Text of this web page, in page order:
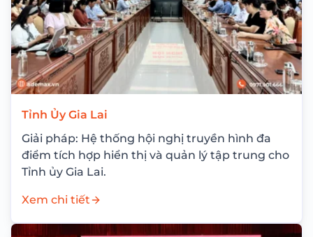
Tỉnh Ủy Gia Lai
Giải pháp: Hệ thống hội nghị truyền hình đa
điểm tích hợp hiển thị và quản lý tập trung cho
Tỉnh ủy Gia Lai.
Xem chi tiết